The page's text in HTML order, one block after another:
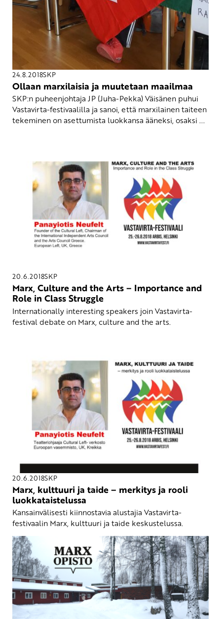
24.8.2018SKP
Ollaan marxilaisia ja muutetaan maailmaa
SKP:n puheenjohtaja JP (Juha-Pekka) Väisänen puhui
Vastavirta-festivaalilla ja sanoi, että marxilainen taiteen
tekeminen on asettumista luokkansa ääneksi, osaksi ...
20.6.2018SKP
Marx, Culture and the Arts – Importance and
Role in Class Struggle
Internationally interesting speakers join Vastavirta-
festival debate on Marx, culture and the arts.
20.6.2018SKP
Marx, kulttuuri ja taide – merkitys ja rooli
luokkataistelussa
Kansainvälisesti kiinnostavia alustajia Vastavirta-
festivaalin Marx, kulttuuri ja taide keskustelussa.